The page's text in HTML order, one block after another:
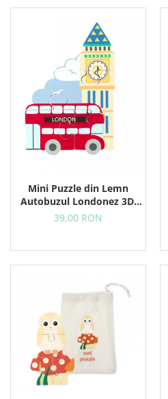
Mini Puzzle din Lemn
Autobuzul Londonez 3D,
12+ Luni, 4 Piese
39,00 RON